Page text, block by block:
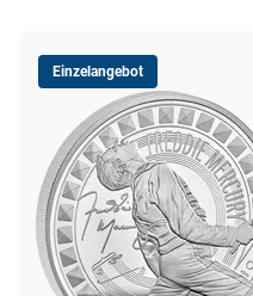
Einzelangebot